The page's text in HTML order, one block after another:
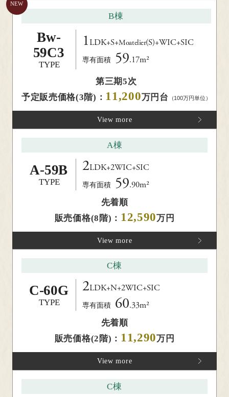
営業時間／平日 11：00～18：00
（祝日を除く。また第2火曜日が祝日または祝日明けの場合は第3火曜日がお
休みとなります。）
Bw-
59C3
TYPE
1LDK+S+Moatelier(S)+WIC+SIC
専有面積 59.17m²
B棟
第三期5次
予定販売価格(3階)： 11,200万円台 （100万円単位）
View more
A-59B
TYPE
2LDK+2WIC+SIC
専有面積 59.90m²
A棟
先着順
販売価格(8階)： 12,590万円
View more
C-60G
TYPE
2LDK+N+2WIC+SIC
専有面積 60.33m²
C棟
先着順
販売価格(2階)： 11,290万円
View more
C棟